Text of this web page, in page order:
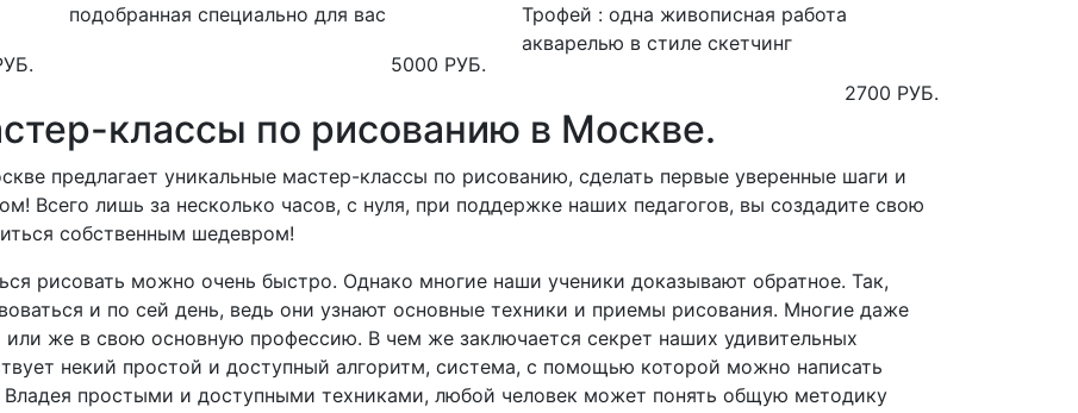
подобранная специально для вас
5000 РУБ.
Трофей : одна живописная работа
акварелью в стиле скетчинг
2700 РУБ.
классы по рисованию в Москве.
предлагает уникальные мастер-классы по рисованию, сделать первые уверенные шаги и
Всего лишь за несколько часов, с нуля, при поддержке наших педагогов, вы создадите свою
собственным шедевром!
рисовать можно очень быстро. Однако многие наши ученики доказывают обратное. Так,
и по сей день, ведь они узнают основные техники и приемы рисования. Многие даже
или же в свою основную профессию. В чем же заключается секрет наших удивительных
некий простой и доступный алгоритм, система, с помощью которой можно написать
Владея простыми и доступными техниками, любой человек может понять общую методику